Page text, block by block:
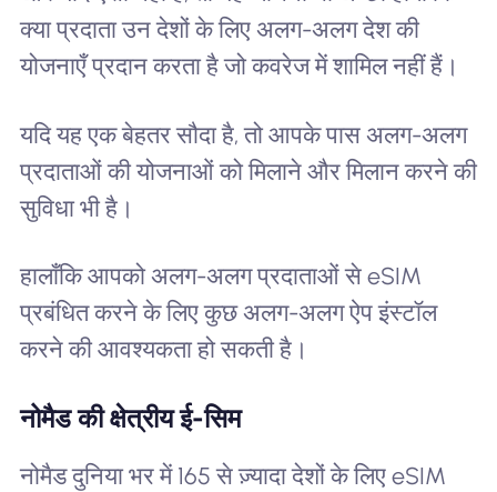
क्या प्रदाता उन देशों के लिए अलग-अलग देश की
योजनाएँ प्रदान करता है जो कवरेज में शामिल नहीं हैं।
यदि यह एक बेहतर सौदा है, तो आपके पास अलग-अलग
प्रदाताओं की योजनाओं को मिलाने और मिलान करने की
सुविधा भी है।
हालाँकि आपको अलग-अलग प्रदाताओं से eSIM
प्रबंधित करने के लिए कुछ अलग-अलग ऐप इंस्टॉल
करने की आवश्यकता हो सकती है।
नोमैड की क्षेत्रीय ई-सिम
नोमैड दुनिया भर में 165 से ज़्यादा देशों के लिए eSIM